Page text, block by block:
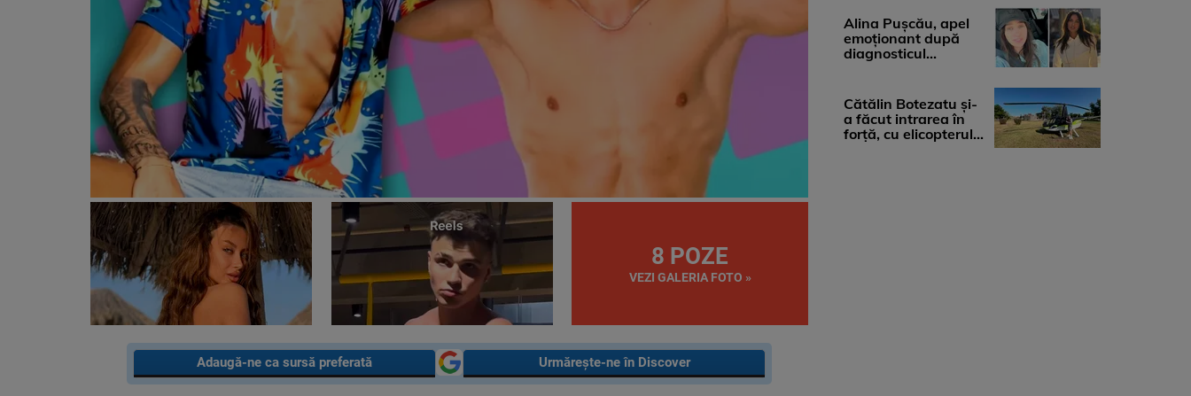
8 POZE
VEZI GALERIA FOTO »
Adaugă-ne ca sursă preferată Urmărește-ne în Discover
medicii, ...
Alina Pușcău, apel
emoționant după
diagnosticul
...
Cătălin Botezatu și-
a făcut intrarea în
forță, cu elicopterul,